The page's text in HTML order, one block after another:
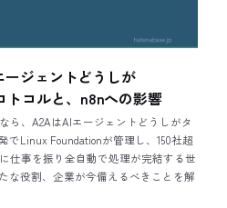
ジェントどうしが
トコルと、n8nへの影響
ら、A2AはAIエージェントどうしがタ
でLinux Foundationが管理し、150社超
仕事を振り全自動で処理が完結する世
な役割、企業が今備えるべきことを解